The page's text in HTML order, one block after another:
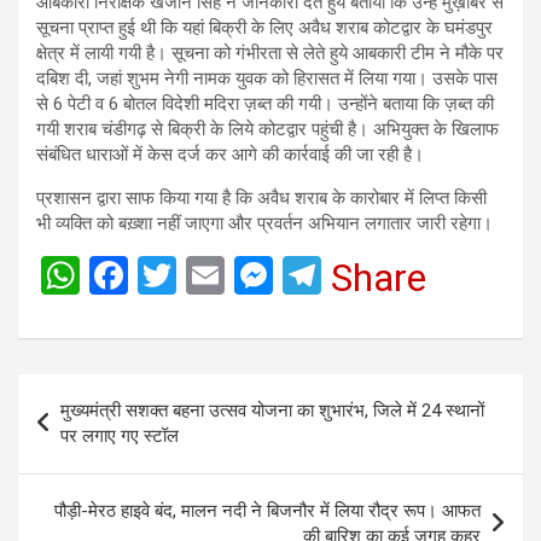
सूचना प्राप्त हुई थी कि यहां बिक्री के लिए अवैध शराब कोटद्वार के घमंडपुर
क्षेत्र में लायी गयी है। सूचना को गंभीरता से लेते हुये आबकारी टीम ने मौके पर
दबिश दी, जहां शुभम नेगी नामक युवक को हिरासत में लिया गया। उसके पास
से 6 पेटी व 6 बोतल विदेशी मदिरा ज़ब्त की गयी। उन्होंने बताया कि ज़ब्त की
गयी शराब चंडीगढ़ से बिक्री के लिये कोटद्वार पहुंची है। अभियुक्त के खिलाफ
संबंधित धाराओं में केस दर्ज कर आगे की कार्रवाई की जा रही है।
प्रशासन द्वारा साफ किया गया है कि अवैध शराब के कारोबार में लिप्त किसी
भी व्यक्ति को बख़्शा नहीं जाएगा और प्रवर्तन अभियान लगातार जारी रहेगा।
W
at
s
A
p
p
F
ce
o
o
k
T
tt
E
ail
M
se
g
er
T
e
gr
a
m
Share
navigation
मुख्यमंत्री सशक्त बहना उत्सव योजना का शुभारंभ, जिले में 24 स्थानों
पर लगाए गए स्टॉल
पौड़ी-मेरठ हाइवे बंद, मालन नदी ने बिजनौर में लिया रौद्र रूप। आफत
की बारिश का कई जगह कहर